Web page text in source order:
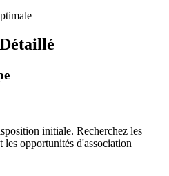
initiale. Recherchez les
les opportunités d'association